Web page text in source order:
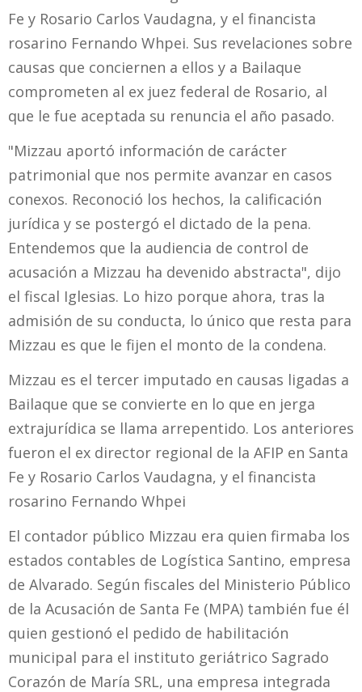
Fe y Rosario Carlos Vaudagna, y el financista
rosarino Fernando Whpei. Sus revelaciones sobre
causas que conciernen a ellos y a Bailaque
comprometen al ex juez federal de Rosario, al
que le fue aceptada su renuncia el año pasado.
"Mizzau aportó información de carácter
patrimonial que nos permite avanzar en casos
conexos. Reconoció los hechos, la calificación
jurídica y se postergó el dictado de la pena.
Entendemos que la audiencia de control de
acusación a Mizzau ha devenido abstracta", dijo
el fiscal Iglesias. Lo hizo porque ahora, tras la
admisión de su conducta, lo único que resta para
Mizzau es que le fijen el monto de la condena.
Mizzau es el tercer imputado en causas ligadas a
Bailaque que se convierte en lo que en jerga
extrajurídica se llama arrepentido. Los anteriores
fueron el ex director regional de la AFIP en Santa
Fe y Rosario Carlos Vaudagna, y el financista
rosarino Fernando Whpei
El contador público Mizzau era quien firmaba los
estados contables de Logística Santino, empresa
de Alvarado. Según fiscales del Ministerio Público
de la Acusación de Santa Fe (MPA) también fue él
quien gestionó el pedido de habilitación
municipal para el instituto geriátrico Sagrado
Corazón de María SRL, una empresa integrada